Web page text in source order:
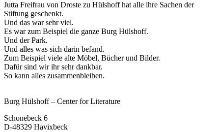
Jutta Freifrau von Droste zu Hülshoff hat alle ihre Sachen der
Stiftung geschenkt.
Und das war sehr viel.
Es war zum Beispiel die ganze Burg Hülshoff.
Und der Park.
Und alles was sich darin befand.
Zum Beispiel viele alte Möbel, Bücher und Bilder.
Dafür sind wir ihr sehr dankbar.
So kann alles zusammenbleiben.
Burg Hülshoff – Center for Literature
Schonebeck 6
D-48329 Havixbeck